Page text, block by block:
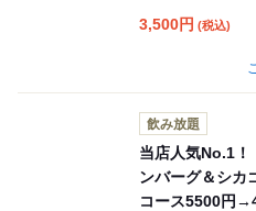
3,500円 (税込)
飲み放題
当店人気No.1！
ンバーグ＆シカ
コース5500円